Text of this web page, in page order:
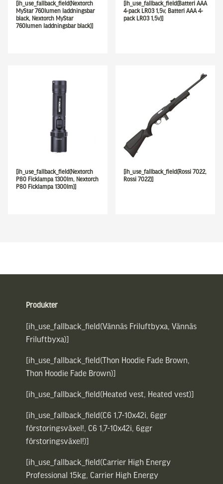
[ih_use_fallback_field(Nextorch
MyStar 760lumen laddningsbar
black, Nextorch MyStar
760lumen laddningsbar black)]
[ih_use_fallback_field(Batteri AAA
4-pack LR03 1,5v, Batteri AAA 4-
pack LR03 1,5v)]
[ih_use_fallback_field(Nextorch
P80 Ficklampa 1300lm, Nextorch
P80 Ficklampa 1300lm)]
[ih_use_fallback_field(Rossi 7022,
Rossi 7022)]
Produkter
[ih_use_fallback_field(Vännäs Friluftbyxa, Vännäs
Friluftbyxa)]
[ih_use_fallback_field(Thon Hoodie Fade Brown,
Thon Hoodie Fade Brown)]
[ih_use_fallback_field(Heated vest, Heated vest)]
[ih_use_fallback_field(C6 1,7-10x42i, 6ggr
förstoringsväxel!, C6 1,7-10x42i, 6ggr
förstoringsväxel!)]
[ih_use_fallback_field(Carrier High Energy
Professional 15kg, Carrier High Energy